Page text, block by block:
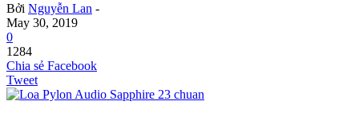
Bởi Nguyễn Lan -
May 30, 2019
0
1284
Chia sẻ Facebook
Tweet